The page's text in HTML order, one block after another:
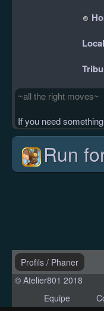
~all the right moves~
If you need
Run
Profils / Phaner
© Atelier801 2018
Equipe